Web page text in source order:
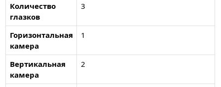
Количество
глазков
3
Горизонтальная
камера
1
Вертикальная
камера
2